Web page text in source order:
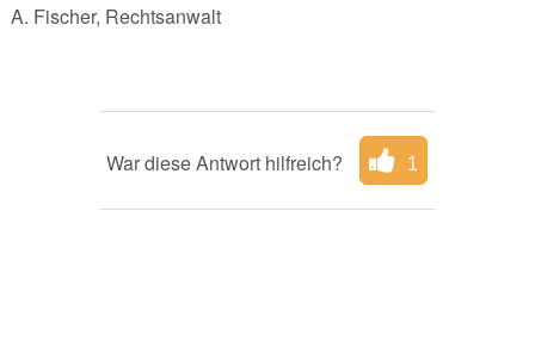
A. Fischer, Rechtsanwalt
War diese Antwort hilfreich? 1